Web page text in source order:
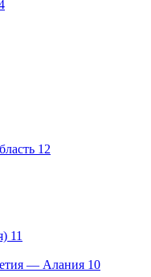
12
11
— Алания 10